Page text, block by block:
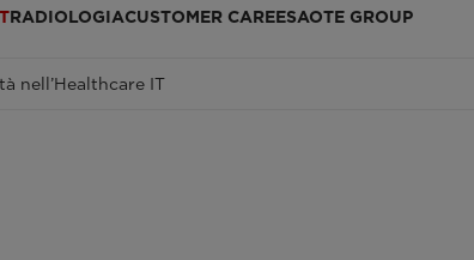
RADIOLOGIACUSTOMER CAREESAOTE GROUP
nell’Healthcare IT